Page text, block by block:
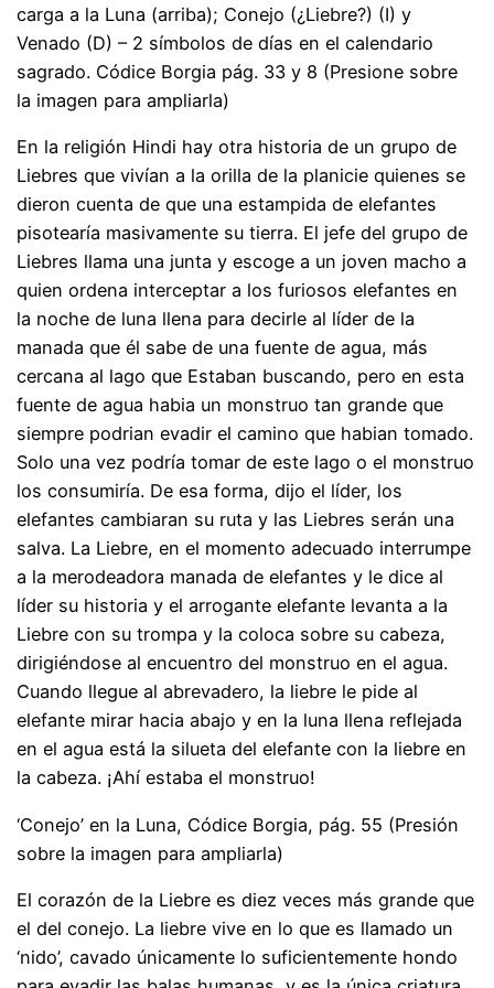
carga a la Luna (arriba); Conejo (¿Liebre?) (I) y
Venado (D) – 2 símbolos de días en el calendario
sagrado. Códice Borgia pág. 33 y 8 (Presione sobre
la imagen para ampliarla)
En la religión Hindi hay otra historia de un grupo de
Liebres que vivían a la orilla de la planicie quienes se
dieron cuenta de que una estampida de elefantes
pisotearía masivamente su tierra. El jefe del grupo de
Liebres llama una junta y escoge a un joven macho a
quien ordena interceptar a los furiosos elefantes en
la noche de luna llena para decirle al líder de la
manada que él sabe de una fuente de agua, más
cercana al lago que Estaban buscando, pero en esta
fuente de agua habia un monstruo tan grande que
siempre podrian evadir el camino que habian tomado.
Solo una vez podría tomar de este lago o el monstruo
los consumiría. De esa forma, dijo el líder, los
elefantes cambiaran su ruta y las Liebres serán una
salva. La Liebre, en el momento adecuado interrumpe
a la merodeadora manada de elefantes y le dice al
líder su historia y el arrogante elefante levanta a la
Liebre con su trompa y la coloca sobre su cabeza,
dirigiéndose al encuentro del monstruo en el agua.
Cuando llegue al abrevadero, la liebre le pide al
elefante mirar hacia abajo y en la luna llena reflejada
en el agua está la silueta del elefante con la liebre en
la cabeza. ¡Ahí estaba el monstruo!
‘Conejo’ en la Luna, Códice Borgia, pág. 55 (Presión
sobre la imagen para ampliarla)
El corazón de la Liebre es diez veces más grande que
el del conejo. La liebre vive en lo que es llamado un
‘nido’, cavado únicamente lo suficientemente hondo